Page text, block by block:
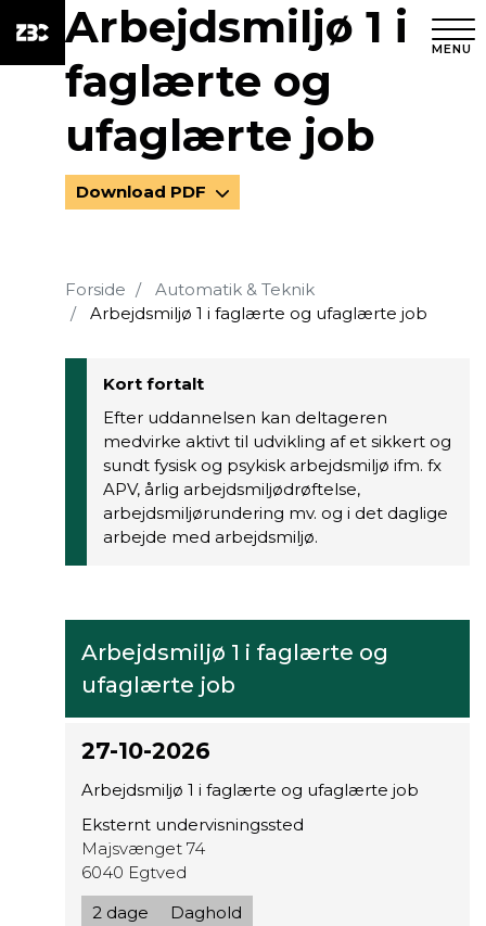
MENU
Arbejdsmiljø 1 i
faglærte og
ufaglærte job
Download PDF
Forside
Automatik & Teknik
Arbejdsmiljø 1 i faglærte og ufaglærte job
Kort fortalt
Efter uddannelsen kan deltageren
medvirke aktivt til udvikling af et sikkert og
sundt fysisk og psykisk arbejdsmiljø ifm. fx
APV, årlig arbejdsmiljødrøftelse,
arbejdsmiljørundering mv. og i det daglige
arbejde med arbejdsmiljø.
Arbejdsmiljø 1 i faglærte og
ufaglærte job
27-10-2026
Arbejdsmiljø 1 i faglærte og ufaglærte job
Eksternt undervisningssted
Majsvænget 74
6040 Egtved
2 dage
Daghold